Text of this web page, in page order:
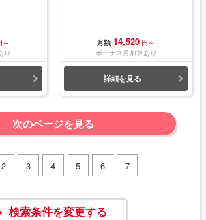
～
り
月額 14,520 円～
ボーナス月加算あり
詳細を見る
次のページを見る
2 3 4 5 6 7
検索条件を変更する